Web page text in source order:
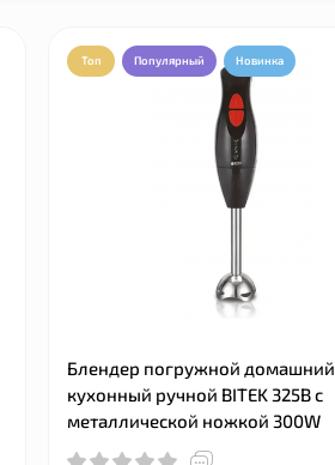
Топ Популярный Новинка
Блендер погружной домашний
кухонный ручной BITEK 325B с
металлической ножкой 300W